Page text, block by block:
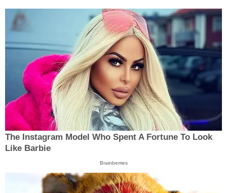
The Instagram Model Who Spent A Fortune To Look
Like Barbie
Brainberries